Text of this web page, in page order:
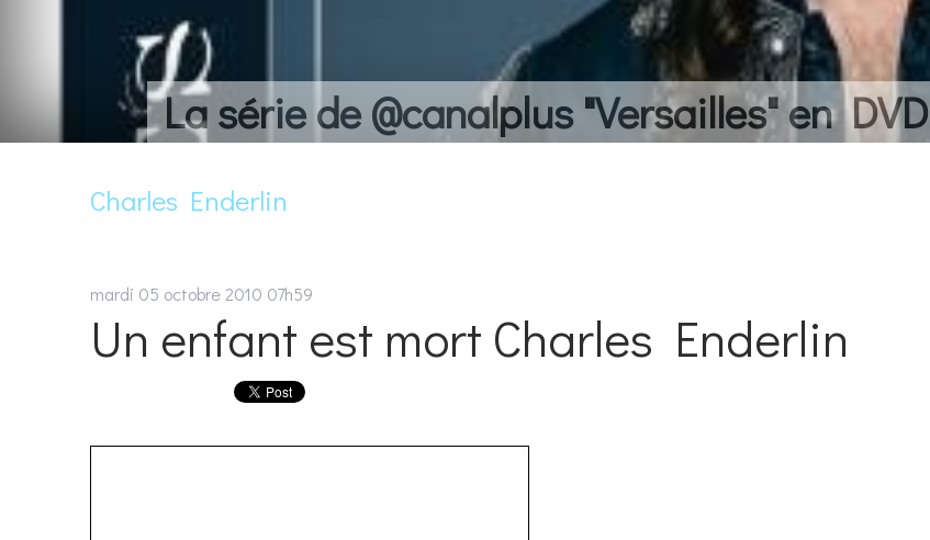
La série de @canalplus "Versailles" en DVD
Charles Enderlin
mardi 05 octobre 2010 07h59
Un enfant est mort Charles Enderlin